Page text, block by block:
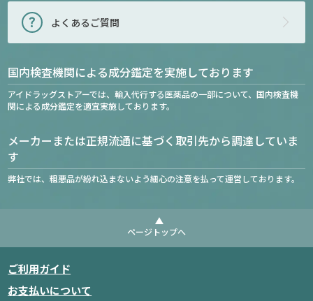
よくあるご質問
国内検査機関による成分鑑定を実施しております
アイドラッグストアーでは、輸入代行する医薬品の一部について、国内検査機
関による成分鑑定を適宜実施しております。
メーカーまたは正規流通に基づく取引先から調達していま
す
弊社では、粗悪品が紛れ込まないよう細心の注意を払って運営しております。
ページトップへ
ご利用ガイド
お支払いについて